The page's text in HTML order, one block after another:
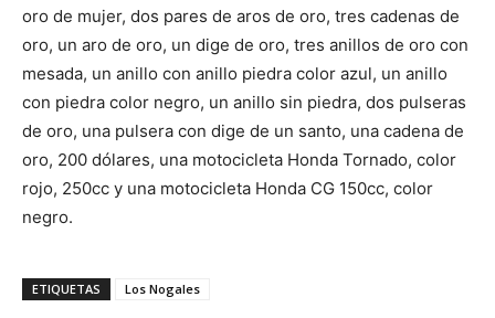
oro de mujer, dos pares de aros de oro, tres cadenas de
oro, un aro de oro, un dige de oro, tres anillos de oro con
mesada, un anillo con anillo piedra color azul, un anillo
con piedra color negro, un anillo sin piedra, dos pulseras
de oro, una pulsera con dige de un santo, una cadena de
oro, 200 dólares, una motocicleta Honda Tornado, color
rojo, 250cc y una motocicleta Honda CG 150cc, color
negro.
ETIQUETAS Los Nogales